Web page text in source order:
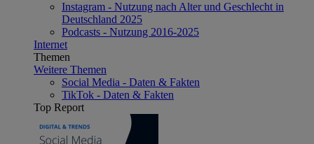
Instagram - Nutzung nach Alter und Geschlecht in
Deutschland 2025
Podcasts - Nutzung 2016-2025
Internet
Themen
Weitere Themen
Social Media - Daten & Fakten
TikTok - Daten & Fakten
Top Report